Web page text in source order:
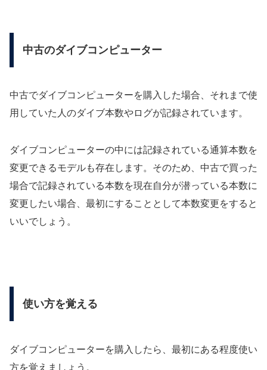
中古のダイブコンピューター
中古でダイブコンピューターを購入した場合、それまで使
用していた人のダイブ本数やログが記録されています。
ダイブコンピューターの中には記録されている通算本数を
変更できるモデルも存在します。そのため、中古で買った
場合で記録されている本数を現在自分が潜っている本数に
変更したい場合、最初にすることとして本数変更をすると
いいでしょう。
使い方を覚える
ダイブコンピューターを購入したら、最初にある程度使い
方を覚えましょう。